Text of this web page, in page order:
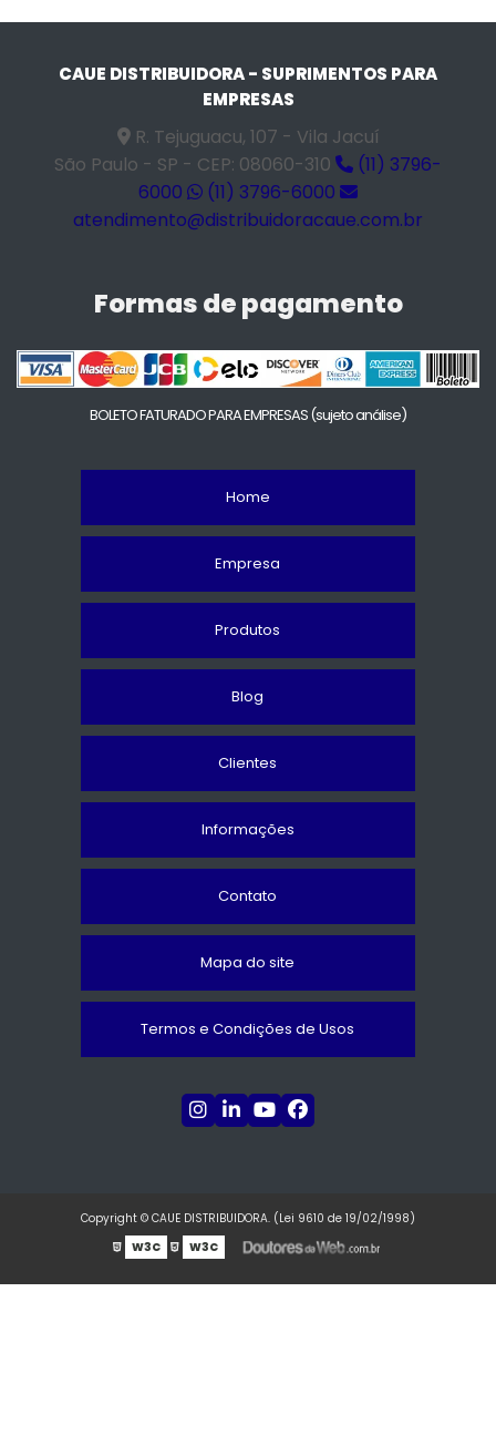
CAUE DISTRIBUIDORA - SUPRIMENTOS PARA
EMPRESAS
R. Tejuguacu, 107 - Vila Jacuí
São Paulo - SP - CEP: 08060-310
(11) 3796-
6000
(11) 3796-6000
atendimento@distribuidoracaue.com.br
Formas de pagamento
BOLETO FATURADO PARA EMPRESAS(sujeto análise)
Home
Empresa
Produtos
Blog
Clientes
Informações
Contato
Mapa do site
Termos e Condições de Usos
Copyright © CAUE DISTRIBUIDORA. (Lei 9610 de 19/02/1998)
W3C
W3C